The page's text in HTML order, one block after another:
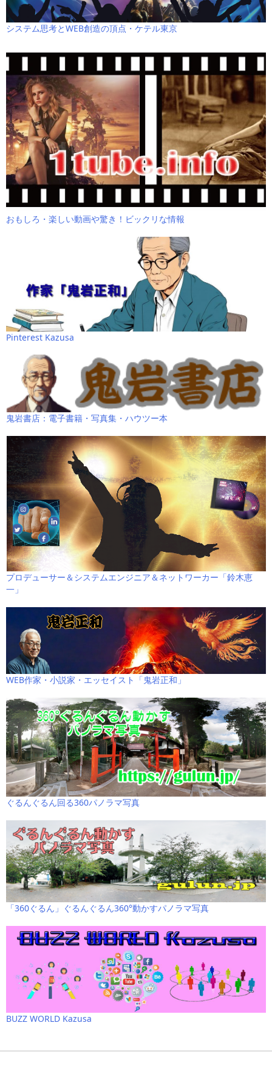
システム思考とWEB創造の頂点・ケテル東京
おもしろ・楽しい動画や驚き！ビックリな情報
Pinterest Kazusa
鬼岩書店：電子書籍・写真集・ハウツー本
プロデューサー＆システムエンジニア＆ネットワーカー「鈴木恵
一」
WEB作家・小説家・エッセイスト「鬼岩正和」
ぐるんぐるん回る360パノラマ写真
「360ぐるん」ぐるんぐるん360°動かすパノラマ写真
BUZZ WORLD Kazusa